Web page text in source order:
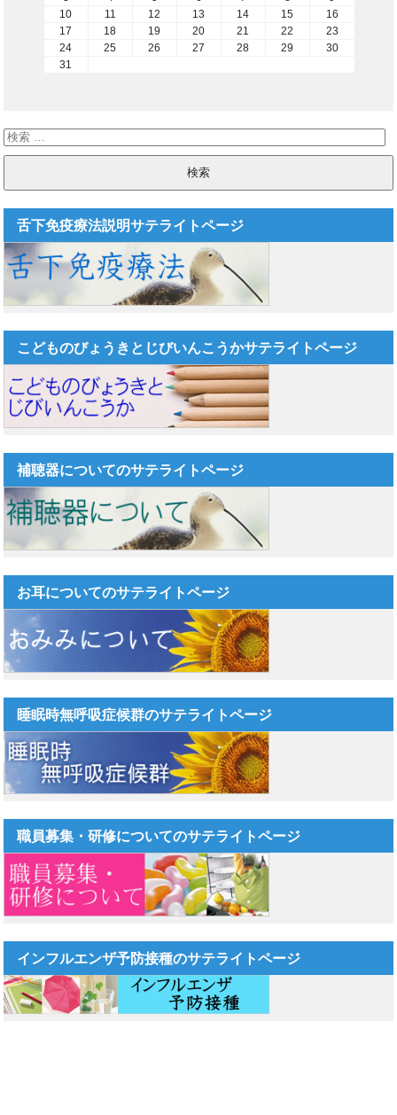
10
11 12 13 14 15
16
17
18 19 20 21 22
23
24
25 26 27 28 29
30
31
舌下免疫療法説明サテライトページ
こどものびょうきとじびいんこうかサテライトページ
補聴器についてのサテライトページ
お耳についてのサテライトページ
睡眠時無呼吸症候群のサテライトページ
職員募集・研修についてのサテライトページ
インフルエンザ予防接種のサテライトページ